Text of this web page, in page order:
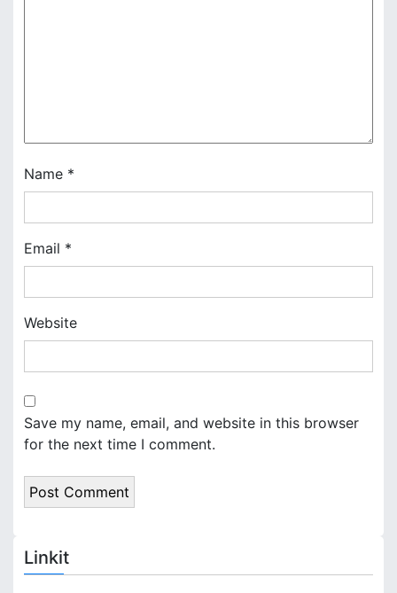
o
n
Name *
Email *
Website
Save my name, email, and website in this browser
for the next time I comment.
Linkit